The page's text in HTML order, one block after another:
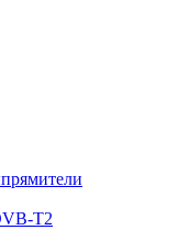
T2